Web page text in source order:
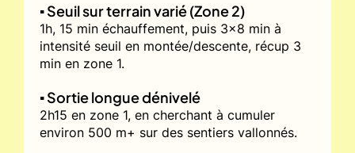
▪️ Seuil sur terrain varié (Zone 2)
1h, 15 min échauffement, puis 3x8 min à
intensité seuil en montée/descente, récup 3
min en zone 1.
▪️ Sortie longue dénivelé
2h15 en zone 1, en cherchant à cumuler
environ 500 m+ sur des sentiers vallonnés.